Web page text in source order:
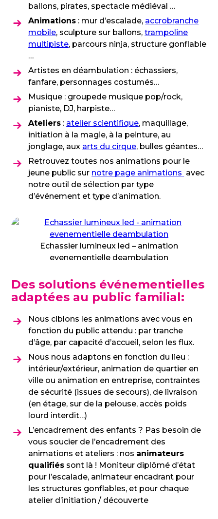
ballons, pirates, spectacle médiéval …
Animations : mur d’escalade, accrobranche
mobile, sculpture sur ballons,trampoline
multipiste, parcours ninja, structure gonflable
…
Artistes en déambulation : échassiers,
fanfare, personnages costumés…
Musique : groupede musique pop/rock,
pianiste, DJ, harpiste…
Ateliers : atelier scientifique, maquillage,
initiation à la magie, à la peinture, au
jonglage, aux arts du cirque, bulles géantes…
Retrouvez toutes nos animations pour le
jeune public sur notre page animations avec
notre outil de sélection par type
d’événement et type d’animation.
Echassier lumineux led – animation
evenementielle deambulation
Des solutions événementielles
adaptées au public familial:
Nous ciblons les animations avec vous en
fonction du public attendu : par tranche
d’âge, par capacité d’accueil, selon les flux.
Nous nous adaptons en fonction du lieu :
intérieur/extérieur, animation de quartier en
ville ou animation en entreprise, contraintes
de sécurité (issues de secours), de livraison
(en étage, sur de la pelouse, accès poids
lourd interdit…)
L’encadrement des enfants ? Pas besoin de
vous soucier de l’encadrement des
animations et ateliers : nos animateurs
qualifiés sont là ! Moniteur diplômé d’état
pour l’escalade, animateur encadrant pour
les structures gonflables, et pour chaque
atelier d’initiation / découverte